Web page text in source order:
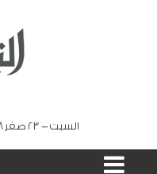
السبت - 23 صفر 1448 هـ , 08 أغسطس 2026 م